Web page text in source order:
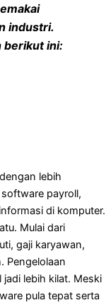
industri.
berikut ini:
lebih
payroll,
di komputer.
Mulai dari
gaji karyawan,
Pengelolaan
lebih kilat. Meski
pula tepat serta